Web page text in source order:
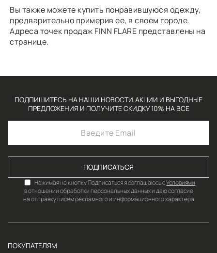
Вы также можете купить понравившуюся одежду,
предварительно примерив ее, в своем городе.
Адреса точек продаж FINN FLARE представлены на
странице.
ПОДПИШИТЕСЬ НА НАШИ НОВОСТИ,АКЦИИ И ВЫГОДНЫЕ
ПРЕДЛОЖЕНИЯ И ПОЛУЧИТЕ СКИДКУ 10% НА ВСЕ
ПОДПИСАТЬСЯ
Нажимая на кнопку Подписаться я соглашаюсь сУсловиями
в отношении обработки персональных данных и даю согласие
на отправку писем рекламного и информационного характера
ПОКУПАТЕЛЯМ